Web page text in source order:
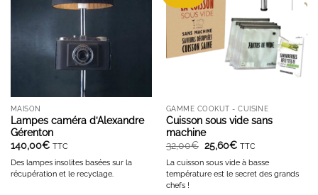
MAISON
Lampes caméra d’Alexandre
Gérenton
140,00€ TTC
Des lampes insolites basées sur la
récupération et le recyclage.
GAMME COOKUT - CUISINE
Cuisson sous vide sans
machine
32,00€ Le
prix
initial
était :
25,60€Le
actuel
est :
TTC
La cuisson sous vide à basse
température est le secret des grands
chefs !